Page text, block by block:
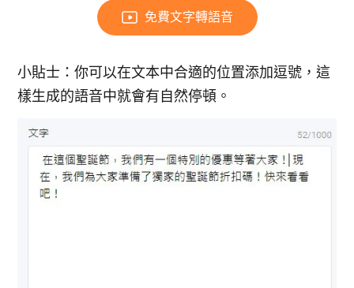
免費文字轉語音
小貼士：你可以在文本中合適的位置添加逗號，這
樣生成的語音中就會有自然停頓。